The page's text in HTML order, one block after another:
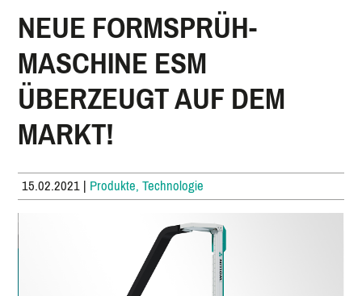
NEUE FORMSPRÜH-
MASCHINE ESM
ÜBERZEUGT AUF DEM
MARKT!
15.02.2021|Produkte, Technologie